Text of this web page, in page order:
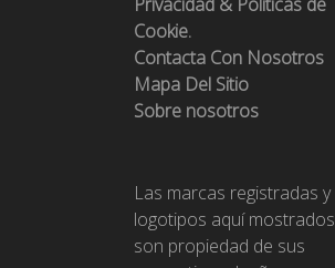
Cookie.
Contacta Con Nosotros
Mapa Del Sitio
Sobre nosotros
Las marcas registradas y
logotipos aquí mostrados
son propiedad de sus